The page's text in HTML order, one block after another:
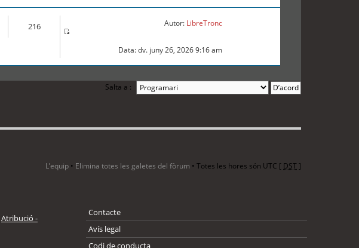
216 Autor: LibreTronc
Data: dv. juny 26, 2026 9:16 am
Salta a :
L’equip • Elimina totes les galetes del fòrum • Totes les hores són UTC [ DST]
Atribució -
Contacte
Avís legal
Codi de conducta